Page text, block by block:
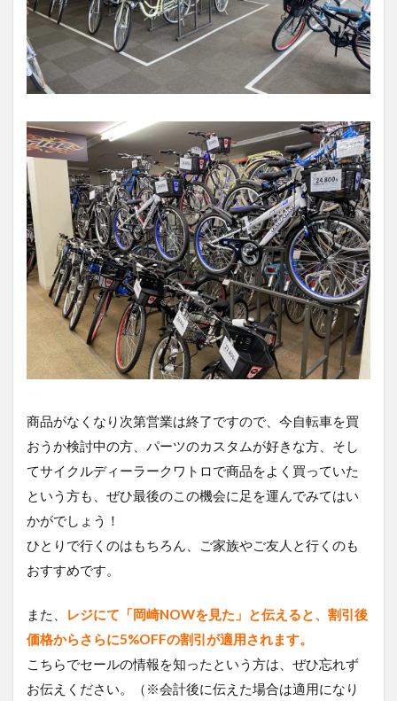
商品がなくなり次第営業は終了ですので、今自転車を買
おうか検討中の方、パーツのカスタムが好きな方、そし
てサイクルディーラークワトロで商品をよく買っていた
という方も、ぜひ最後のこの機会に足を運んでみてはい
かがでしょう！
ひとりで行くのはもちろん、ご家族やご友人と行くのも
おすすめです。
また、
レジにて「岡崎NOWを見た」と伝えると、割引後
価格からさらに5%OFFの割引が適用されます。
こちらでセールの情報を知ったという方は、ぜひ忘れず
お伝えください。（※会計後に伝えた場合は適用になり